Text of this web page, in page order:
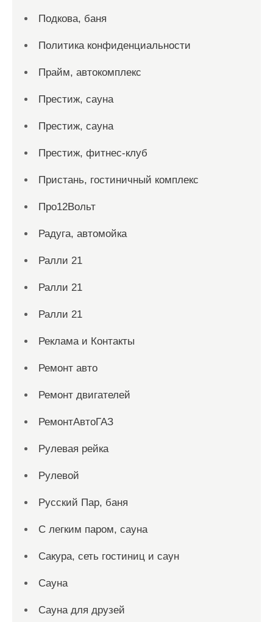
Подкова, баня
Политика конфиденциальности
Прайм, автокомплекс
Престиж, сауна
Престиж, сауна
Престиж, фитнес-клуб
Пристань, гостиничный комплекс
Про12Вольт
Радуга, автомойка
Ралли 21
Ралли 21
Ралли 21
Реклама и Контакты
Ремонт авто
Ремонт двигателей
РемонтАвтоГАЗ
Рулевая рейка
Рулевой
Русский Пар, баня
С легким паром, сауна
Сакура, сеть гостиниц и саун
Сауна
Сауна для друзей